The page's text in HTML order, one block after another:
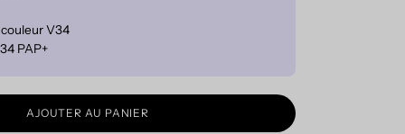
couleur V34
PAP+
AJOUTER AU PANIER